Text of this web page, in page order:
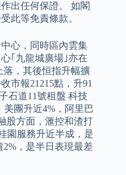
出任何保證。 如閣
此等免責條款。
心，同時區內雲集
｢九龍城廣場｣亦在
落，其後恒指升幅擴
市報21215點，升91
石道11號租盤 科技
美團升近4%，阿里巴
股方面，滙控和渣打
園服務升近半成，是
，是半日表現最差